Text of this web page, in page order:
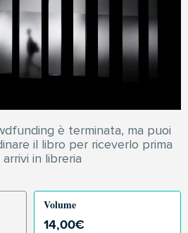
è terminata, ma puoi
il libro per riceverlo prima
arrivi in libreria
Volume
14,00€